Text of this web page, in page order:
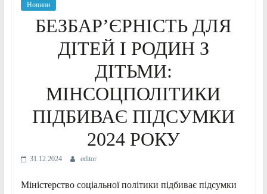
Новини
БЕЗБАР’ЄРНІСТЬ ДЛЯ
ДІТЕЙ І РОДИН З
ДІТЬМИ:
МІНСОЦПОЛІТИКИ
ПІДБИВАЄ ПІДСУМКИ
2024 РОКУ
31.12.2024 editor
Міністерство соціальної політики підбиває підсумки